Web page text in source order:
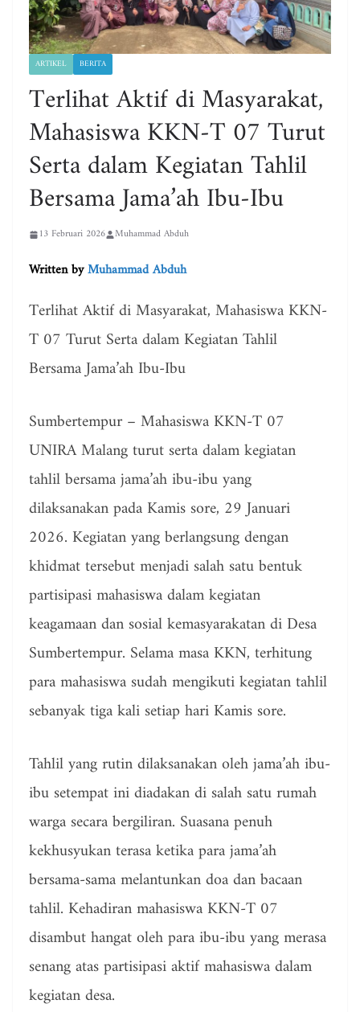
ARTIKEL BERITA
Terlihat Aktif di Masyarakat,
Mahasiswa KKN-T 07 Turut
Serta dalam Kegiatan Tahlil
Bersama Jama’ah Ibu-Ibu
13 Februari 2026 Muhammad Abduh
Written byMuhammad Abduh
Terlihat Aktif di Masyarakat, Mahasiswa KKN-
T 07 Turut Serta dalam Kegiatan Tahlil
Bersama Jama’ah Ibu-Ibu
Sumbertempur – Mahasiswa KKN-T 07
UNIRA Malang turut serta dalam kegiatan
tahlil bersama jama’ah ibu-ibu yang
dilaksanakan pada Kamis sore, 29 Januari
2026. Kegiatan yang berlangsung dengan
khidmat tersebut menjadi salah satu bentuk
partisipasi mahasiswa dalam kegiatan
keagamaan dan sosial kemasyarakatan di Desa
Sumbertempur. Selama masa KKN, terhitung
para mahasiswa sudah mengikuti kegiatan tahlil
sebanyak tiga kali setiap hari Kamis sore.
Tahlil yang rutin dilaksanakan oleh jama’ah ibu-
ibu setempat ini diadakan di salah satu rumah
warga secara bergiliran. Suasana penuh
kekhusyukan terasa ketika para jama’ah
bersama-sama melantunkan doa dan bacaan
tahlil. Kehadiran mahasiswa KKN-T 07
disambut hangat oleh para ibu-ibu yang merasa
senang atas partisipasi aktif mahasiswa dalam
kegiatan desa.